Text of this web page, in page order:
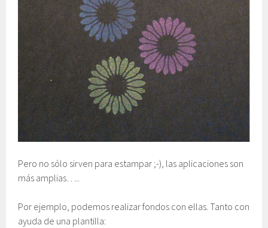
Pero no sólo sirven para estampar ;-), las aplicaciones son
más amplias…..
Por ejemplo, podemos realizar fondos con ellas. Tanto con
ayuda de una plantilla: